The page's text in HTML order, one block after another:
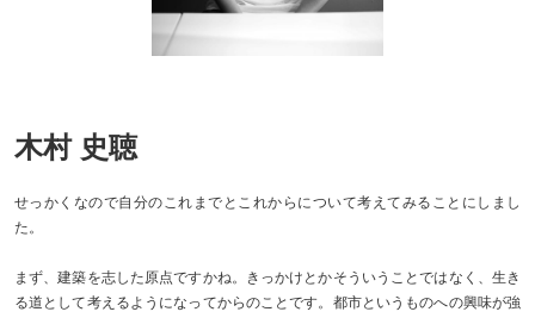
木村 史聴
せっかくなので自分のこれまでとこれからについて考えてみることにしまし
た。
まず、建築を志した原点ですかね。きっかけとかそういうことではなく、生き
る道として考えるようになってからのことです。都市というものへの興味が強